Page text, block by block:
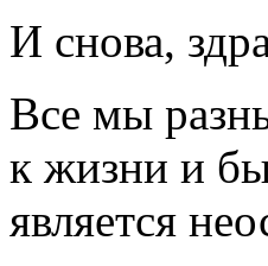
И снова,
Все мы
к жизни и
является